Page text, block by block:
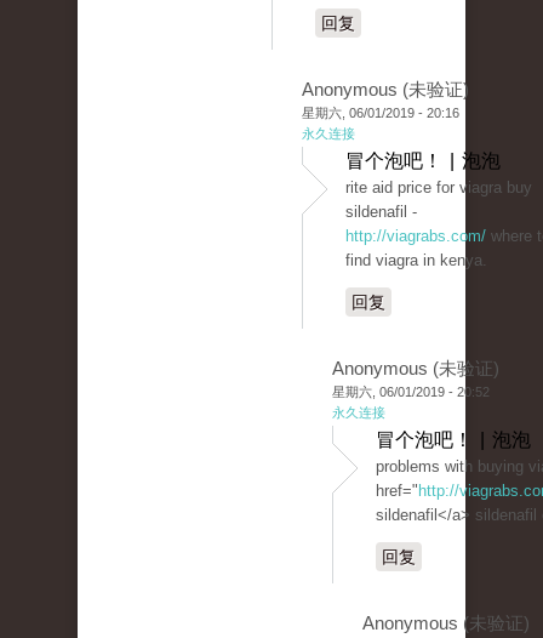
回复
Anonymous (未验证)
星期六, 06/01/2019 - 20:16
永久连接
冒个泡吧！ | 泡泡
rite aid price for viagra buy
sildenafil -
http://viagrabs.com/ where
find viagra in kenya.
回复
Anonymous (未验证)
星期六, 06/01/2019 - 20:52
永久连接
冒个泡吧！ | 泡泡
problems with buying
href=" http://
sildenafil</a> sildenafil
回复
Anonymous (未验证)